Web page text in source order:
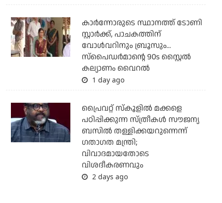
കാര്‍ന്നോരുടെ സ്ഥാനത്ത് ടോണി
സ്റ്റാര്‍ക്ക്, പാചകത്തിന്
വോള്‍വറിനും ബ്രൂസും...
സ്‌പൈഡര്‍മാന്റെ 90s സ്റ്റൈല്‍
കല്യാണം വൈറല്‍
1 day ago
പ്രൈവറ്റ് സ്‌കൂളില്‍ മക്കളെ
പഠിപ്പിക്കുന്ന സ്ത്രീകള്‍ സൗജന്യ
ബസില്‍ തള്ളിക്കയറുന്നെന്ന്
ഗതാഗത മന്ത്രി;
വിവാദമായതോടെ
വിശദീകരണവും
2 days ago